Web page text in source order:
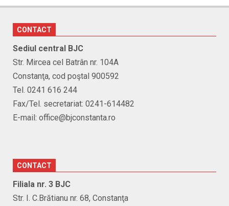
CONTACT
Sediul central BJC
Str. Mircea cel Batrân nr. 104A
Constanţa, cod poştal 900592
Tel. 0241 616 244
Fax/Tel. secretariat: 0241-614482
E-mail: office@bjconstanta.ro
CONTACT
Filiala nr. 3 BJC
Str. I. C.Brătianu nr. 68, Constanţa